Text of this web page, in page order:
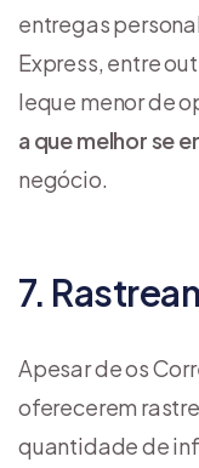
entregas
Express, entre
leque menor de
a que melhor se
negócio.
7.
Apesar de os
oferecerem
quantidade de